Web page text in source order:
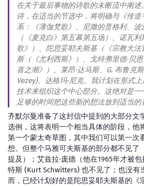
在关于最后事物的诗歌的未断流中阐述
诗，在适当的节选中，将明确与《传道
系：《薄伽梵歌》、尼撒的贵格利、
（《麦克白》第五幕第五场）、诺瓦
歌》）、陀思妥耶夫斯基（《宗教大法
斯（《尤利西斯》）、戈特弗里德·贝
喜之潮》）、莱昂·达马斯、G. 布鲁克
Vezey)、达格玛·尼克。我计划在形式
技术来组织这个中心部分。这绝对是一
足够的时间把这些新的想法放到适当的
齐默尔曼准备了这封信中提到的大部分文
选例，这将表明一个相当具体的阶段，他
第一个蒙太奇草图，其中我们可以第一次
想。但整个马雅可夫斯基的部分都不见了
提及）；艾兹拉·庞德（他在1965年才被
特斯 (Kurt Schwitters) 也不见了；也没有
而，已经计划好的是陀思妥耶夫斯基的《